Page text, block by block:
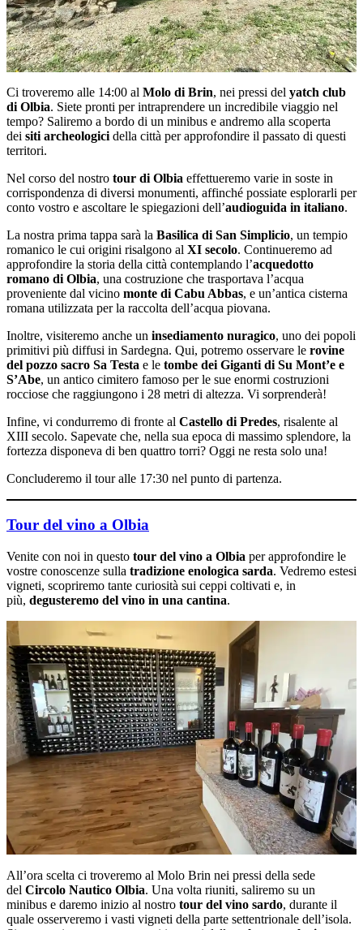
Ci troveremo alle 14:00 al Molo di Brin, nei pressi del yatch club
di Olbia. Siete pronti per intraprendere un incredibile viaggio nel
tempo? Saliremo a bordo di un minibus e andremo alla scoperta
dei siti archeologici della città per approfondire il passato di questi
territori.
Nel corso del nostro tour di Olbia effettueremo varie in soste in
corrispondenza di diversi monumenti, affinché possiate esplorarli per
conto vostro e ascoltare le spiegazioni dell’audioguida in italiano.
La nostra prima tappa sarà la Basilica di San Simplicio, un tempio
romanico le cui origini risalgono al XI secolo. Continueremo ad
approfondire la storia della città contemplando l’acquedotto
romano di Olbia, una costruzione che trasportava l’acqua
proveniente dal vicino monte di Cabu Abbas, e un’antica cisterna
romana utilizzata per la raccolta dell’acqua piovana.
Inoltre, visiteremo anche un insediamento nuragico, uno dei popoli
primitivi più diffusi in Sardegna. Qui, potremo osservare le rovine
del pozzo sacro Sa Testa e le tombe dei Giganti di Su Mont’e e
S’Abe, un antico cimitero famoso per le sue enormi costruzioni
rocciose che raggiungono i 28 metri di altezza. Vi sorprenderà!
Infine, vi condurremo di fronte al Castello di Predes, risalente al
XIII secolo. Sapevate che, nella sua epoca di massimo splendore, la
fortezza disponeva di ben quattro torri? Oggi ne resta solo una!
Concluderemo il tour alle 17:30 nel punto di partenza.
Tour del vino a Olbia
Venite con noi in questo tour del vino a Olbia per approfondire le
vostre conoscenze sulla tradizione enologica sarda. Vedremo estesi
vigneti, scopriremo tante curiosità sui ceppi coltivati e, in
più, degusteremo del vino in una cantina.
All’ora scelta ci troveremo al Molo Brin nei pressi della sede
del Circolo Nautico Olbia. Una volta riuniti, saliremo su un
minibus e daremo inizio al nostro tour del vino sardo, durante il
quale osserveremo i vasti vigneti della parte settentrionale dell’isola.